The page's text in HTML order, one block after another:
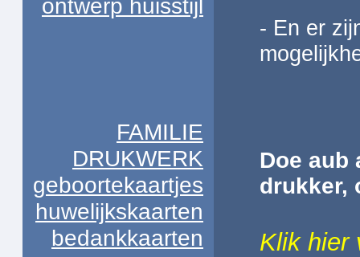
ontwerp huisstijl
FAMILIE
DRUKWERK
geboortekaartjes
huwelijkskaarten
bedankkaarten
- En er
Doe aub
drukker,
Klik hier